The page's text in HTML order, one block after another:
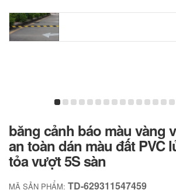
băng cảnh báo màu vàng
an toàn dán màu đất PVC
tỏa vượt 5S sàn
MÃ SẢN PHẨM: TD-629311547459